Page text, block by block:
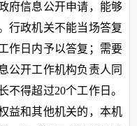
府信息公开申请，能够
行政机关不能当场答复
作日内予以答复；需要
公开工作机构负责人同
不得超过20个工作日。
益和其他机关的，本机